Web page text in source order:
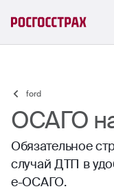
ford
ОСАГО
Обязательное
случай ДТП в
е-ОСАГО.